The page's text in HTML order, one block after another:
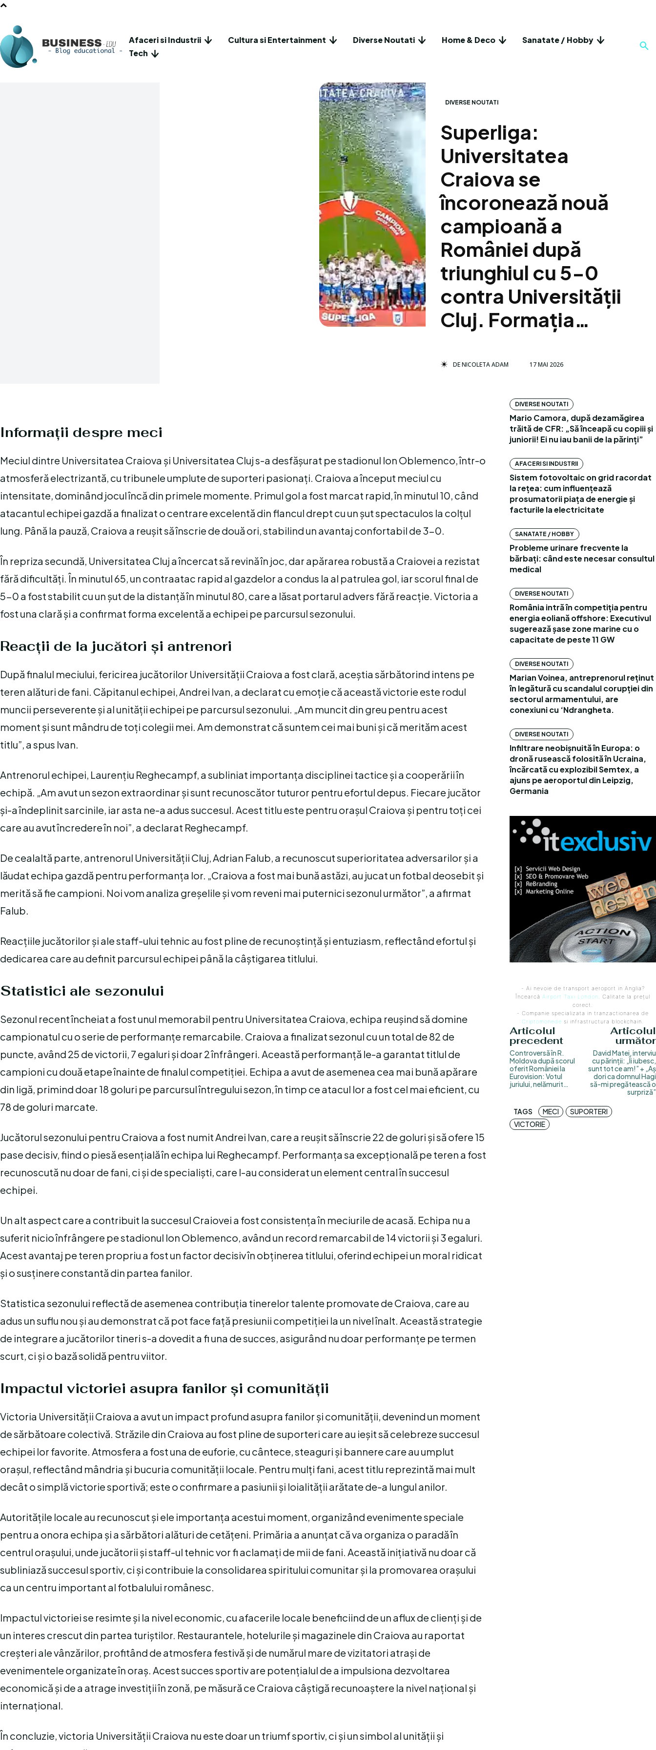
Afaceri si Industrii Cultura si Entertainment Diverse Noutati Home & Deco
Sanatate / Hobby
Tech
DIVERSE NOUTATI
Superliga:
Universitatea
Craiova se
încoronează nouă
campioană a
României după
triunghiul cu 5-0
contra Universității
Cluj. Formația…
DENICOLETA ADAM 17 MAI 2026
Informații despre meci
Meciul dintre Universitatea Craiova și Universitatea Cluj s-a desfășurat pe stadionul Ion Oblemenco, într-o
atmosferă electrizantă, cu tribunele umplute de suporteri pasionați. Craiova a început meciul cu
intensitate, dominând jocul încă din primele momente. Primul gol a fost marcat rapid, în minutul 10, când
atacantul echipei gazdă a finalizat o centrare excelentă din flancul drept cu un șut spectaculos la colțul
lung. Până la pauză, Craiova a reușit să înscrie de două ori, stabilind un avantaj confortabil de 3-0.
În repriza secundă, Universitatea Cluj a încercat să revină în joc, dar apărarea robustă a Craiovei a rezistat
fără dificultăți. În minutul 65, un contraatac rapid al gazdelor a condus la al patrulea gol, iar scorul final de
5-0 a fost stabilit cu un șut de la distanță în minutul 80, care a lăsat portarul advers fără reacție. Victoria a
fost una clară și a confirmat forma excelentă a echipei pe parcursul sezonului.
Reacții de la jucători și antrenori
După finalul meciului, fericirea jucătorilor Universității Craiova a fost clară, aceștia sărbătorind intens pe
teren alături de fani. Căpitanul echipei, Andrei Ivan, a declarat cu emoție că această victorie este rodul
muncii perseverente și al unității echipei pe parcursul sezonului. „Am muncit din greu pentru acest
moment și sunt mândru de toți colegii mei. Am demonstrat că suntem cei mai buni și că merităm acest
titlu”, a spus Ivan.
Antrenorul echipei, Laurențiu Reghecampf, a subliniat importanța disciplinei tactice și a cooperării în
echipă. „Am avut un sezon extraordinar și sunt recunoscător tuturor pentru efortul depus. Fiecare jucător
și-a îndeplinit sarcinile, iar asta ne-a adus succesul. Acest titlu este pentru orașul Craiova și pentru toți cei
care au avut încredere în noi”, a declarat Reghecampf.
De cealaltă parte, antrenorul Universității Cluj, Adrian Falub, a recunoscut superioritatea adversarilor și a
lăudat echipa gazdă pentru performanța lor. „Craiova a fost mai bună astăzi, au jucat un fotbal deosebit și
merită să fie campioni. Noi vom analiza greșelile și vom reveni mai puternici sezonul următor”, a afirmat
Falub.
Reacțiile jucătorilor și ale staff-ului tehnic au fost pline de recunoștință și entuziasm, reflectând efortul și
dedicarea care au definit parcursul echipei până la câștigarea titlului.
Statistici ale sezonului
Sezonul recent încheiat a fost unul memorabil pentru Universitatea Craiova, echipa reușind să domine
campionatul cu o serie de performanțe remarcabile. Craiova a finalizat sezonul cu un total de 82 de
puncte, având 25 de victorii, 7 egaluri și doar 2 înfrângeri. Această performanță le-a garantat titlul de
campioni cu două etape înainte de finalul competiției. Echipa a avut de asemenea cea mai bună apărare
din ligă, primind doar 18 goluri pe parcursul întregului sezon, în timp ce atacul lor a fost cel mai eficient, cu
78 de goluri marcate.
Jucătorul sezonului pentru Craiova a fost numit Andrei Ivan, care a reușit să înscrie 22 de goluri și să ofere 15
pase decisiv, fiind o piesă esențială în echipa lui Reghecampf. Performanța sa excepțională pe teren a fost
recunoscută nu doar de fani, ci și de specialiști, care l-au considerat un element central în succesul
echipei.
Un alt aspect care a contribuit la succesul Craiovei a fost consistența în meciurile de acasă. Echipa nu a
suferit nicio înfrângere pe stadionul Ion Oblemenco, având un record remarcabil de 14 victorii și 3 egaluri.
Acest avantaj pe teren propriu a fost un factor decisiv în obținerea titlului, oferind echipei un moral ridicat
și o susținere constantă din partea fanilor.
Statistica sezonului reflectă de asemenea contribuția tinerelor talente promovate de Craiova, care au
adus un suflu nou și au demonstrat că pot face față presiunii competiției la un nivel înalt. Această strategie
de integrare a jucătorilor tineri s-a dovedit a fi una de succes, asigurând nu doar performanțe pe termen
scurt, ci și o bază solidă pentru viitor.
Impactul victoriei asupra fanilor și comunității
Victoria Universității Craiova a avut un impact profund asupra fanilor și comunității, devenind un moment
de sărbătoare colectivă. Străzile din Craiova au fost pline de suporteri care au ieșit să celebreze succesul
echipei lor favorite. Atmosfera a fost una de euforie, cu cântece, steaguri și bannere care au umplut
orașul, reflectând mândria și bucuria comunității locale. Pentru mulți fani, acest titlu reprezintă mai mult
decât o simplă victorie sportivă; este o confirmare a pasiunii și loialității arătate de-a lungul anilor.
Autoritățile locale au recunoscut și ele importanța acestui moment, organizând evenimente speciale
pentru a onora echipa și a sărbători alături de cetățeni. Primăria a anunțat că va organiza o paradă în
centrul orașului, unde jucătorii și staff-ul tehnic vor fi aclamați de mii de fani. Această inițiativă nu doar că
subliniază succesul sportiv, ci și contribuie la consolidarea spiritului comunitar și la promovarea orașului
ca un centru important al fotbalului românesc.
Impactul victoriei se resimte și la nivel economic, cu afacerile locale beneficiind de un aflux de clienți și de
un interes crescut din partea turiștilor. Restaurantele, hotelurile și magazinele din Craiova au raportat
creșteri ale vânzărilor, profitând de atmosfera festivă și de numărul mare de vizitatori atrași de
evenimentele organizate în oraș. Acest succes sportiv are potențialul de a impulsiona dezvoltarea
economică și de a atrage investiții în zonă, pe măsură ce Craiova câștigă recunoaștere la nivel național și
internațional.
În concluzie, victoria Universității Craiova nu este doar un triumf sportiv, ci și un simbol al unității și
DIVERSE NOUTATI
Mario Camora, după dezamăgirea
trăită de CFR: „Să înceapă cu copiii și
juniorii! Ei nu iau banii de la părinți”
AFACERI SI INDUSTRII
Sistem fotovoltaic on grid racordat
la rețea: cum influențează
prosumatorii piața de energie și
facturile la electricitate
SANATATE / HOBBY
Probleme urinare frecvente la
bărbați: când este necesar consultul
medical
DIVERSE NOUTATI
România intră în competiția pentru
energia eoliană offshore: Executivul
sugerează șase zone marine cu o
capacitate de peste 11 GW
DIVERSE NOUTATI
Marian Voinea, antreprenorul reținut
în legătură cu scandalul corupției din
sectorul armamentului, are
conexiuni cu ‘Ndrangheta.
DIVERSE NOUTATI
Infiltrare neobișnuită în Europa: o
dronă rusească folosită în Ucraina,
încărcată cu explozibil Semtex, a
ajuns pe aeroportul din Leipzig,
Germania
- Ai nevoie de transport aeroport in Anglia?
Încearcă Airport Taxi London. Calitate la prețul
corect.
- Companie specializata in tranzactionarea de
Criptomonede si infrastructura blockchain.
Articolul
precedent
Controversă în R.
Moldova după scorul
oferit României la
Eurovision: Votul
juriului, nelămurit…
Articolul
următor
David Matei, interviu
cu părinții: „Îi iubesc,
sunt tot ce am!” + „Aș
dori ca domnul Hagi
să-mi pregătească o
surpriză”
TAGS MECI
SUPORTERI
VICTORIE